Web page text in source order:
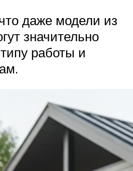
даже модели из
значительно
работы и